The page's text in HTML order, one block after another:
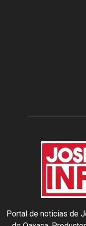
Portal de noticias de